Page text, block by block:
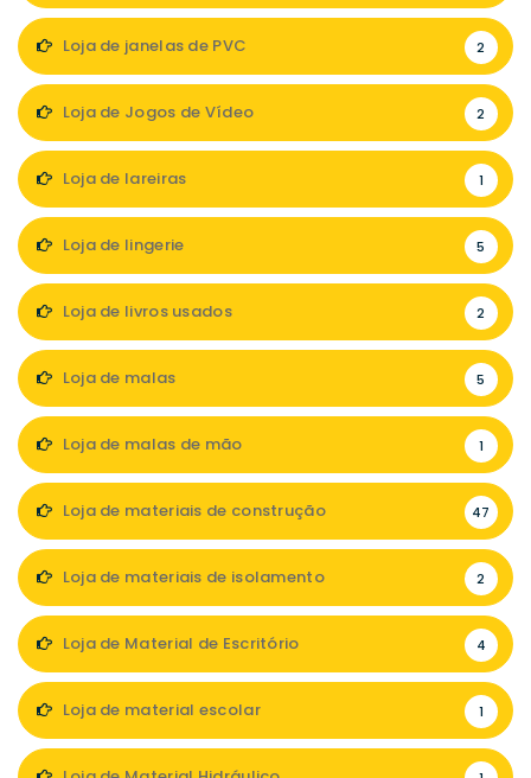
Loja de janelas de PVC 2
Loja de Jogos de Vídeo 2
Loja de lareiras 1
Loja de lingerie 5
Loja de livros usados 2
Loja de malas 5
Loja de malas de mão 1
Loja de materiais de construção 47
Loja de materiais de isolamento 2
Loja de Material de Escritório 4
Loja de material escolar 1